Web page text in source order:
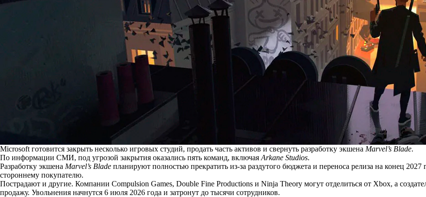
Microsoft готовится закрыть несколько игровых студий, продать часть активов и свернуть разработку экшена Marvel’s Blade.
По информации СМИ, под угрозой закрытия оказались пять команд, включая Arkane Studios.
Разработку экшена Marvel’s Blade планируют полностью прекратить из-за раздутого бюджета и переноса релиза на конец
стороннему покупателю.
Пострадают и другие. Компании Compulsion Games, Double Fine Productions и Ninja Theory могут отделиться от Xbox, а
продажу. Увольнения начнутся 6 июля 2026 года и затронут до тысячи сотрудников.